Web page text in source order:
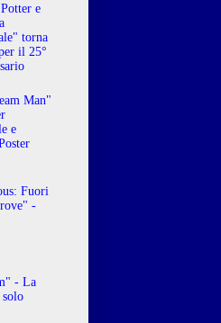
e
torna
il 25°
Man"
e
Fuori
-
- La
solo